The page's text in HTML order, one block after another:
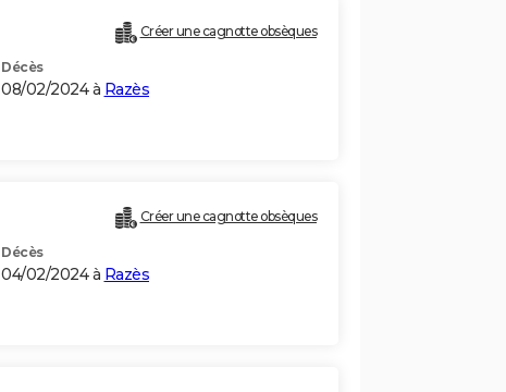
Créer une cagnotte obsèques
Décès
08/02/2024 à Razès
Créer une cagnotte obsèques
Décès
04/02/2024 à Razès